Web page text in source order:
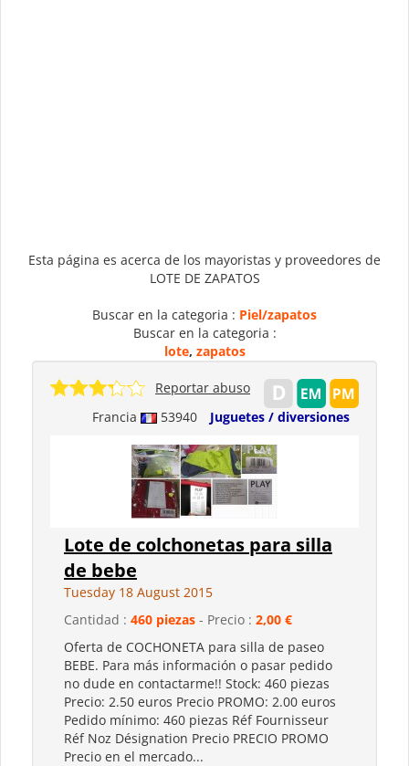
Esta página es acerca de los mayoristas y proveedores de
LOTE DE ZAPATOS
Buscar en la categoria : Piel/zapatos
Buscar en la categoria :
lote, zapatos
Francia 53940 Juguetes / diversiones
Reportar abuso
Lote de colchonetas para silla
de bebe
Tuesday 18 August 2015
Cantidad : 460 piezas - Precio : 2,00 €
Oferta de COCHONETA para silla de paseo
BEBE. Para más información o pasar pedido
no dude en contactarme!! Stock: 460 piezas
Precio: 2.50 euros Precio PROMO: 2.00 euros
Pedido mínimo: 460 piezas Réf Fournisseur
Réf Noz Désignation Precio PRECIO PROMO
Precio en el mercado...